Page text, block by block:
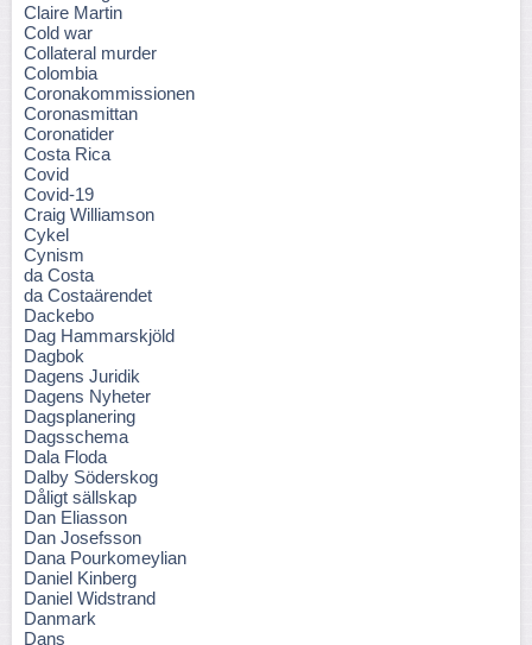
Claire Martin
Cold war
Collateral murder
Colombia
Coronakommissionen
Coronasmittan
Coronatider
Costa Rica
Covid
Covid-19
Craig Williamson
Cykel
Cynism
da Costa
da Costaärendet
Dackebo
Dag Hammarskjöld
Dagbok
Dagens Juridik
Dagens Nyheter
Dagsplanering
Dagsschema
Dala Floda
Dalby Söderskog
Dåligt sällskap
Dan Eliasson
Dan Josefsson
Dana Pourkomeylian
Daniel Kinberg
Daniel Widstrand
Danmark
Dans